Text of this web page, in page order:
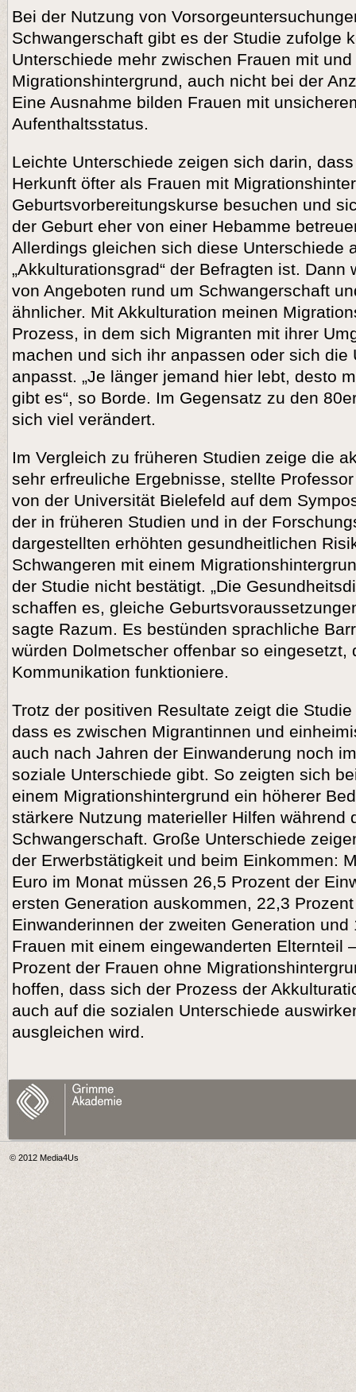
Bei der Nutzung von
Schwangerschaft gibt es der Studie zufolge
Unterschiede mehr zwischen Frauen mit
Migrationshintergrund, auch nicht bei der
Eine Ausnahme bilden Frauen mit
Aufenthaltsstatus.
Leichte Unterschiede zeigen sich darin,
Herkunft öfter als Frauen mit
Geburtsvorbereitungskurse besuchen und
der Geburt eher von einer Hebamme
Allerdings gleichen sich diese Unterschiede
„Akkulturationsgrad“ der Befragten ist. Dann
von Angeboten rund um Schwangerschaft
ähnlicher. Mit Akkulturation meinen
Prozess, in dem sich Migranten mit ihrer
machen und sich ihr anpassen oder sich die
anpasst. „Je länger jemand hier lebt, desto
gibt es“, so Borde. Im Gegensatz zu den
sich viel verändert.
Im Vergleich zu früheren Studien zeige die
sehr erfreuliche Ergebnisse, stellte
von der Universität Bielefeld auf dem
der in früheren Studien und in der
dargestellten erhöhten gesundheitlichen
Schwangeren mit einem
der Studie nicht bestätigt. „Die
schaffen es, gleiche
sagte Razum. Es bestünden sprachliche
würden Dolmetscher offenbar so eingesetzt,
Kommunikation funktioniere.
Trotz der positiven Resultate zeigt die
dass es zwischen Migrantinnen und
auch nach Jahren der Einwanderung noch
soziale Unterschiede gibt. So zeigten sich
einem Migrationshintergrund ein höherer
stärkere Nutzung materieller Hilfen während
Schwangerschaft. Große Unterschiede
der Erwerbstätigkeit und beim Einkommen:
Euro im Monat müssen 26,5 Prozent der
ersten Generation auskommen, 22,3
Einwanderinnen der zweiten Generation und
Frauen mit einem eingewanderten Elternteil
Prozent der Frauen ohne
hoffen, dass sich der Prozess der
auch auf die sozialen Unterschiede
ausgleichen wird.
© 2012 Media4Us